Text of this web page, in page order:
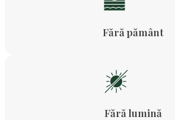
Fără pământ
Fără lumină